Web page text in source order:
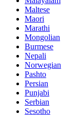
Maltese
Maori
Marathi
Mongolian
Burmese
Nepali
Norwegian
Pashto
Persian
Punjabi
Serbian
Sesotho